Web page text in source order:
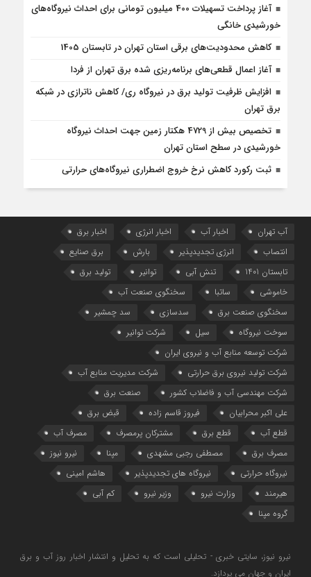
آغاز پرداخت تسهیلات 400 میلیون تومانی برای احداث نیروگاه‌های
خورشیدی خانگی
کاهش محدودیت‌های برقی استان تهران در تابستان 1405
آغاز اعمال قطعی‌های برنامه‌ریزی شده برق تهران از فردا
افزایش ظرفیت تولید برق در نیروگاه ری/ کاهش ناترازی در شبکه
برق تهران
تخصیص بیش از 4729 هکتار زمین جهت احداث نیروگاه‌
خورشیدی در سطح استان تهران
ثبت رکورد کاهش نرخ خروج اضطراری نیروگاه‌های حرارتی
آب تهران اخبار آب اخبار انرژی
اخبار برق
انتصاب
انرژی تجدیدپذیر بارش
برق صنایع
تابستان 1401
تنش آبی توانیر
تولید برق
خاموشی
ساتبا
سخنگوی صنعت آب
سخنگوی صنعت برق
سدسازی
سد چمشیر
سوخت نیروگاه
سیل
شرکت توانیر
شرکت توسعه منابع آب و نیروی ایران
شرکت تولید نیروی برق حرارتی
شرکت مدیریت منابع آب
شرکت مهندسی آب و فاضلاب کشور
صنعت برق
علی اکبر محرابیان
فیروز قاسم زاده
قبض برق
قطع آب
قطع برق مشترکان پرمصرف
مصرف آب
مصرف برق
مصطفی رجبی مشهدی مپنا
نیرو نیوز
نیروگاه حرارتی
نیروگاه‌ های تجدیدپذیر
هاشم امینی
هیرمند
وزارت نیرو وزیر نیرو
کم آبی
گروه مپنا
نیرو نیوز، سایتی خبری - تحلیلی است که به تحلیل و انتشار اخبار روز آب و برق
ایران و جهان می پردازد.